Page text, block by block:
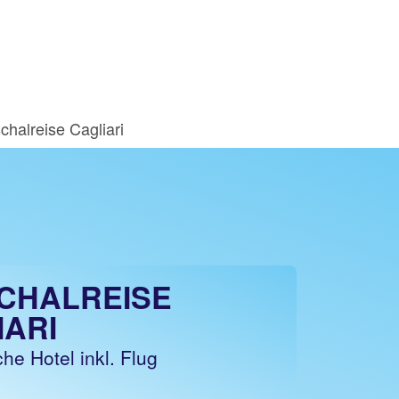
Cagliari
Hotel inkl. Flug